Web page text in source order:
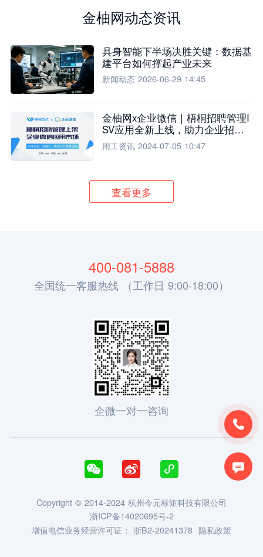
金柚网动态资讯
具身智能下半场决胜关键：数据基
建平台如何撑起产业未来
新闻动态 2026-06-29 14:45
金柚网x企业微信｜梧桐招聘管理I
SV应用全新上线，助力企业招聘
流程全面升级
用工资讯 2024-07-05 10:47
查看更多


400-081-5888
全国统一客服热线 （工作日 9:00-18:00）
企微一对一咨询
  
Copyright © 2014-2024 杭州今元标矩科技有限公司
浙ICP备14020695号-2
增值电信业务经营许可证： 浙B2-20241378 隐私政策